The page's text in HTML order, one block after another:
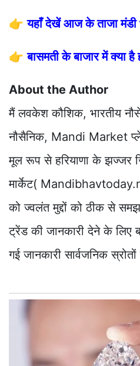
👉यहाँ देखें आज के ताजा मंडी
👉बासमती के बाजार में क्या
About the Author
मैं लवकेश कौशिक, भारतीय
नौसैनिक, Mandi Market
मूल रूप से हरियाणा के झज्जर
मार्केट(
को ज्वलंत मुद्दों को ठीक से
ट्रेंड की जानकारी देने के लिए
गई जानकारी सार्वजनिक